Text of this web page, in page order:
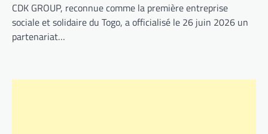
CDK GROUP, reconnue comme la première entreprise
sociale et solidaire du Togo, a officialisé le 26 juin 2026 un
partenariat…